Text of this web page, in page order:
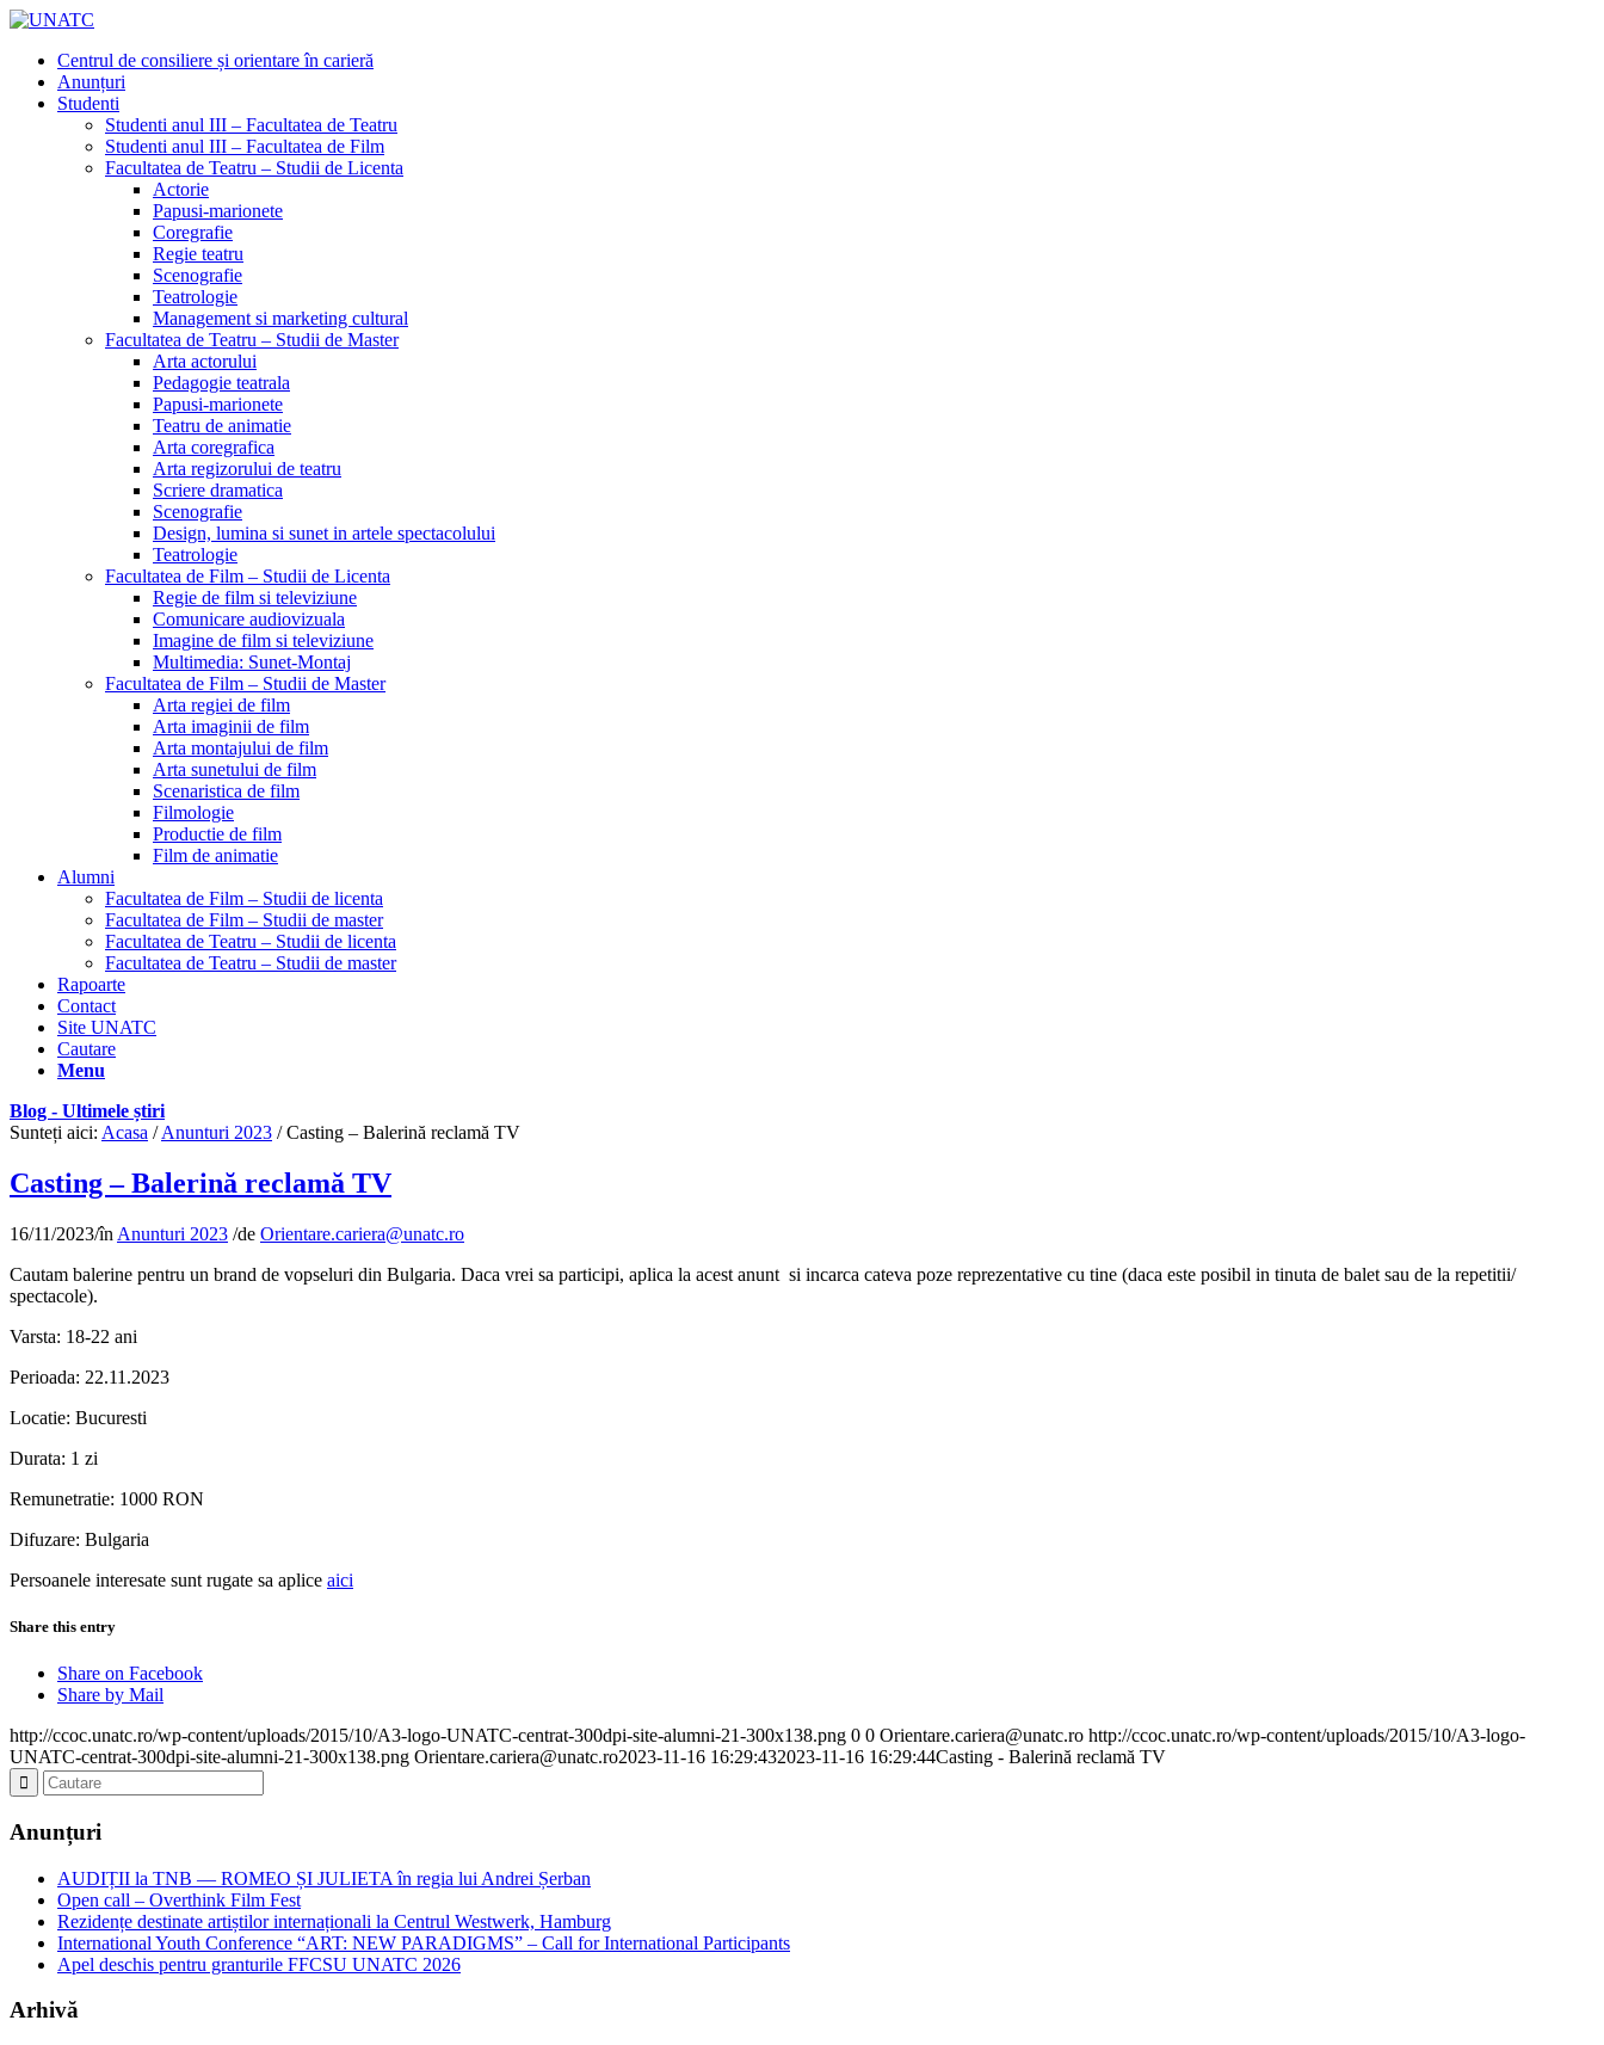
Centrul de consiliere și orientare în carieră
Anunțuri
Studenti
Studenti anul III – Facultatea de Teatru
Studenti anul III – Facultatea de Film
Facultatea de Teatru – Studii de Licenta
Actorie
Papusi-marionete
Coregrafie
Regie teatru
Scenografie
Teatrologie
Management si marketing cultural
Facultatea de Teatru – Studii de Master
Arta actorului
Pedagogie teatrala
Papusi-marionete
Teatru de animatie
Arta coregrafica
Arta regizorului de teatru
Scriere dramatica
Scenografie
Design, lumina si sunet in artele spectacolului
Teatrologie
Facultatea de Film – Studii de Licenta
Regie de film si televiziune
Comunicare audiovizuala
Imagine de film si televiziune
Multimedia: Sunet-Montaj
Facultatea de Film – Studii de Master
Arta regiei de film
Arta imaginii de film
Arta montajului de film
Arta sunetului de film
Scenaristica de film
Filmologie
Productie de film
Film de animatie
Alumni
Facultatea de Film – Studii de licenta
Facultatea de Film – Studii de master
Facultatea de Teatru – Studii de licenta
Facultatea de Teatru – Studii de master
Rapoarte
Contact
Site UNATC
Cautare
Menu
Blog - Ultimele știri
Sunteți aici: Acasa / Anunturi 2023 / Casting – Balerină reclamă TV
Casting – Balerină reclamă TV
16/11/2023/în Anunturi 2023 /de Orientare.cariera@unatc.ro
Cautam balerine pentru un brand de vopseluri din Bulgaria. Daca vrei sa participi, aplica la acest anunt si incarca cateva poze reprezentative cu tine (daca este posibil in tinuta de balet sau de la repetitii/
spectacole).
Varsta: 18-22 ani
Perioada: 22.11.2023
Locatie: Bucuresti
Durata: 1 zi
Remunetratie: 1000 RON
Difuzare: Bulgaria
Persoanele interesate sunt rugate sa aplice aici
Share this entry
Share on Facebook
Share by Mail
http://ccoc.unatc.ro/wp-content/uploads/2015/10/A3-logo-UNATC-centrat-300dpi-site-alumni-21-300x138.png 0 0 Orientare.cariera@unatc.ro http://ccoc.unatc.ro/wp-content/uploads/2015/10/A3-logo-
UNATC-centrat-300dpi-site-alumni-21-300x138.png Orientare.cariera@unatc.ro2023-11-16 16:29:432023-11-16 16:29:44Casting - Balerină reclamă TV
Anunțuri
AUDIȚII la TNB — ROMEO ȘI JULIETA în regia lui Andrei Șerban
Open call – Overthink Film Fest
Rezidențe destinate artiștilor internaționali la Centrul Westwerk, Hamburg
International Youth Conference “ART: NEW PARADIGMS” – Call for International Participants
Apel deschis pentru granturile FFCSU UNATC 2026
Arhivă